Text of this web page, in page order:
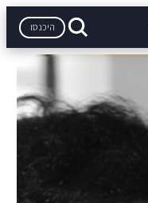
היכנסו